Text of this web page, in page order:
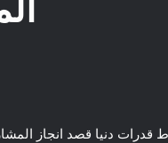
دنيا قصد انجاز